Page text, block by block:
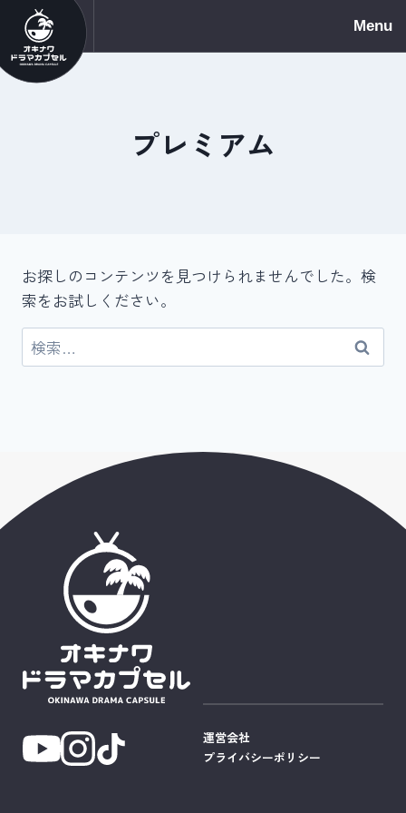
Menu
プレミアム
お探しのコンテンツを見つけられませんでした。検
索をお試しください。
運営会社
プライバシーポリシー